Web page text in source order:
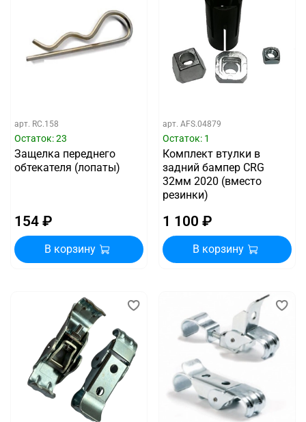
арт. RC.158
Остаток: 23
Защелка переднего
обтекателя (лопаты)
154 ₽
В корзину
арт. AFS.04879
Остаток: 1
Комплект втулки в
задний бампер CRG
32мм 2020 (вместо
резинки)
1 100 ₽
В корзину